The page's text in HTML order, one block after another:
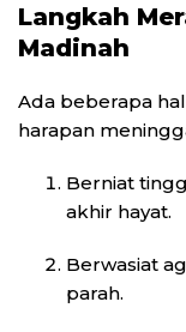
Langkah
Madinah
Ada beberapa
harapan
Berniat
akhir hayat.
Berwasiat
parah.